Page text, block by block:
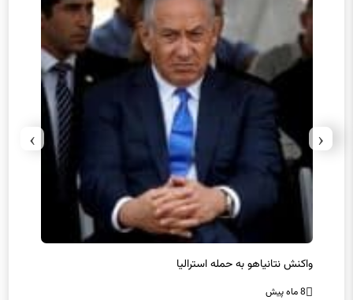
واکنش نتانیاهو به حمله استرالیا
8 ماه پیش
‹
›